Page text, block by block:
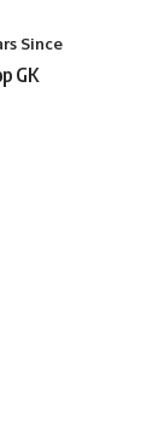
Since
GK